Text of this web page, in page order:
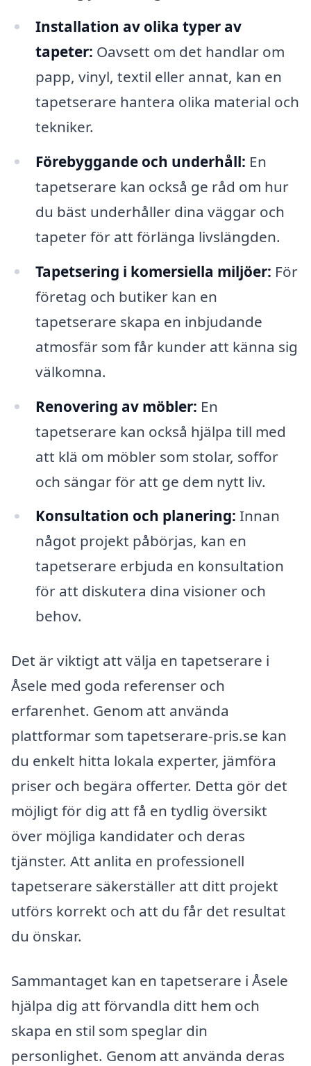
Installation av olika typer av
tapeter: Oavsett om det handlar om
papp, vinyl, textil eller annat, kan en
tapetserare hantera olika material och
tekniker.
Förebyggande och underhåll: En
tapetserare kan också ge råd om hur
du bäst underhåller dina väggar och
tapeter för att förlänga livslängden.
Tapetsering i komersiella miljöer: För
företag och butiker kan en
tapetserare skapa en inbjudande
atmosfär som får kunder att känna sig
välkomna.
Renovering av möbler: En
tapetserare kan också hjälpa till med
att klä om möbler som stolar, soffor
och sängar för att ge dem nytt liv.
Konsultation och planering: Innan
något projekt påbörjas, kan en
tapetserare erbjuda en konsultation
för att diskutera dina visioner och
behov.
Det är viktigt att välja en tapetserare i
Åsele med goda referenser och
erfarenhet. Genom att använda
plattformar som tapetserare-pris.se kan
du enkelt hitta lokala experter, jämföra
priser och begära offerter. Detta gör det
möjligt för dig att få en tydlig översikt
över möjliga kandidater och deras
tjänster. Att anlita en professionell
tapetserare säkerställer att ditt projekt
utförs korrekt och att du får det resultat
du önskar.
Sammantaget kan en tapetserare i Åsele
hjälpa dig att förvandla ditt hem och
skapa en stil som speglar din
personlighet. Genom att använda deras